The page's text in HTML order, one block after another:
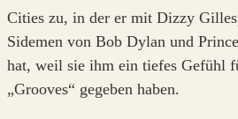
Cities zu, in der er mit Dizzy
Sidemen von Bob Dylan und
hat, weil sie ihm ein tiefes Gefühl
„Grooves“ gegeben haben.